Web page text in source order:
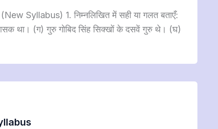
(New Syllabus) 1. निम्नलिखित में सही या गलत बताएँ:
था। (ग) गुरु गोबिद सिंह सिक्खों के दसवें गुरु थे। (घ)